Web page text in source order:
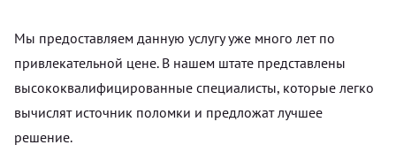
Мы предоставляем данную услугу уже много лет по
привлекательной цене. В нашем штате представлены
высококвалифицированные специалисты, которые легко
вычислят источник поломки и предложат лучшее
решение.